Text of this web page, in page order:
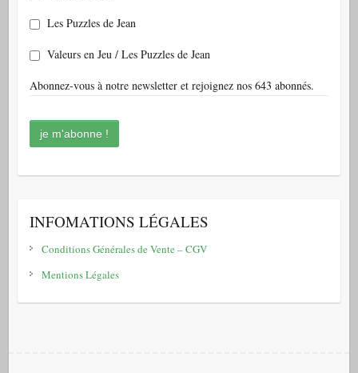
Les Puzzles de Jean
Valeurs en Jeu / Les Puzzles de Jean
Abonnez-vous à notre newsletter et rejoignez nos 643 abonnés.
INFOMATIONS LÉGALES
Conditions Générales de Vente – CGV
Mentions Légales